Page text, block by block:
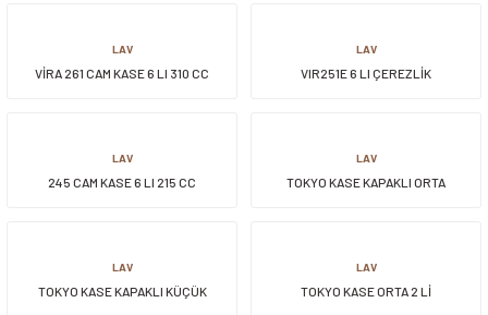
LAV
VİRA 261 CAM KASE 6 LI 310 CC
LAV
VIR251E 6 LI ÇEREZLİK
LAV
245 CAM KASE 6 LI 215 CC
LAV
TOKYO KASE KAPAKLI ORTA
LAV
TOKYO KASE KAPAKLI KÜÇÜK
LAV
TOKYO KASE ORTA 2 Lİ